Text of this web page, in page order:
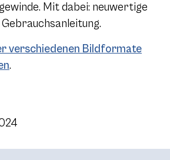
Mit dabei: neuwertige
verschiedenen Bildformate
.